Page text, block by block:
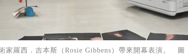
家羅西．吉本斯（Rosie Gibbens）帶來開幕表演。 圖